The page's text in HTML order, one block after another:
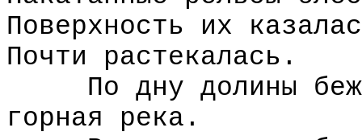
Поверхность их
Почти растекалась.
По дну долины
горная река.